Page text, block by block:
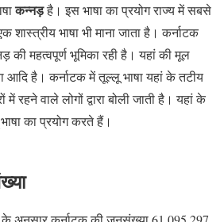
कन्नड़है। इस भाषा का प्रयोग राज्य में सबसे
शास्त्रीय भाषा भी माना जाता है। कर्नाटक
की महत्वपूर्ण भूमिका रही है। यहां की मूल
आदि है। कर्नाटक में तूल्लू भाषा यहां के तटीय
रहने वाले लोगों द्वारा बोली जाती है। यहां के
का प्रयोग करते हैं।